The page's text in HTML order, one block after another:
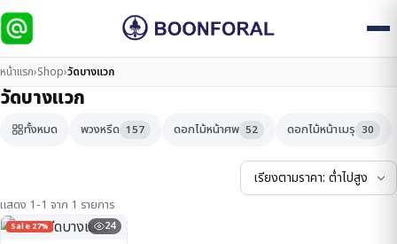
หน้าแรก›Shop›วัดบางแวก
วัดบางแวก
ทั้งหมด พวงหรีด 157 ดอกไม้หน้าศพ 52 ดอกไม้หน้าเมรุ 30
แสดง 1-1 จาก 1 รายการ
Sale 27% 24